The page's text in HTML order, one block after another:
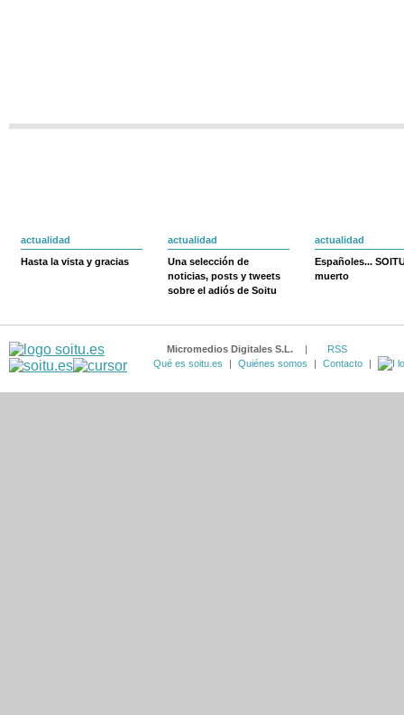
actualidad
Hasta la vista y gracias
actualidad
Una selección de
noticias, posts y tweets
sobre el adiós de Soitu
actualidad
Españoles...
muerto
Micromedios Digitales S.L. |
RSS
Qué es soitu.es
| Quiénes somos | Contacto |